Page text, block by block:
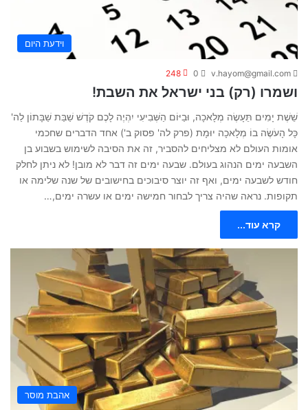
וידעת היום
v.hayom@gmail.com
0
248
ושמרו (רק) בני ישראל את השבת!
שֵׁשֶׁת יָמִים תֵּעָשֶׂה מְלָאכָה, וּבַיּוֹם הַשְּׁבִיעִי יִהְיֶה לָכֶם קֹדֶשׁ שַׁבַּת שַׁבָּתוֹן לַה'
כָּל הָעֹשֶׂה בוֹ מְלָאכָה יוּמָת (פרק לה' פסוק ב') אחד הדברים שחכמי
אומות העולם לא מצליחים להסביר, זה את הסיבה לשימוש בשבוע בן
השבעה ימים הנהוג בעולם. שבעה ימים זה דבר לא מובן! לא ניתן לחלק
חודש לשבעה ימים, ואף זה יוצר סיבוכים בחישובים של שנה שלימה או
תקופות. נראה שהיה צריך לבחור חמישה ימים או עשרה ימים,…
קרא עוד...
אהבת מוסר